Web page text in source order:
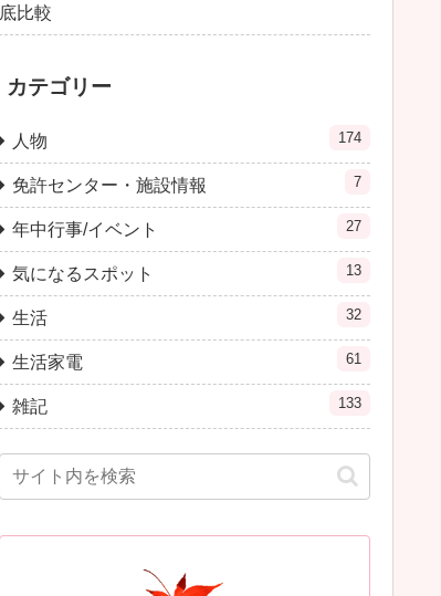
底比較
カテゴリー
人物 174
免許センター・施設情報 7
年中行事/イベント 27
気になるスポット 13
生活 32
生活家電 61
雑記 133